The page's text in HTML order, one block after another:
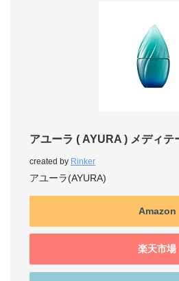
アユーラ ( AYURA ) メディテ
created by Rinker
アユーラ(AYURA)
Amazon
楽天市場